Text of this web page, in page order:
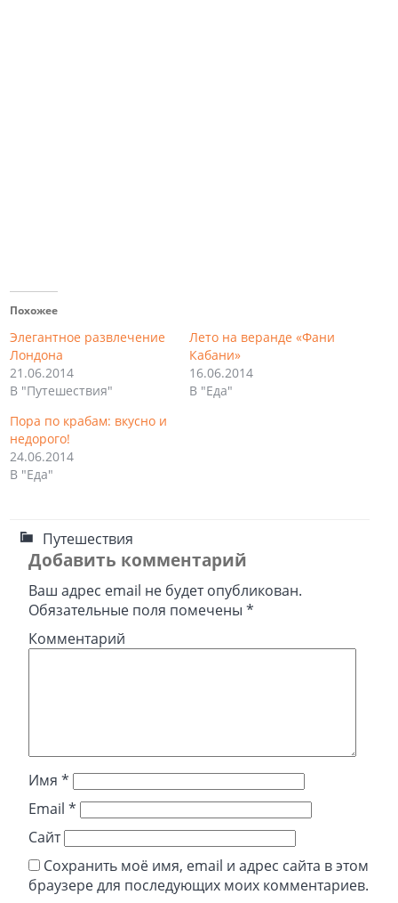
Похожее
Элегантное развлечение
Лондона
21.06.2014
В "Путешествия"
Лето на веранде «Фани
Кабани»
16.06.2014
В "Еда"
Пора по крабам: вкусно и
недорого!
24.06.2014
В "Еда"
Путешествия
Добавить комментарий
Ваш адрес email не будет опубликован.
Обязательные поля помечены*
Комментарий
Имя*
Email*
Сайт
Сохранить моё имя, email и адрес сайта в этом
браузере для последующих моих комментариев.